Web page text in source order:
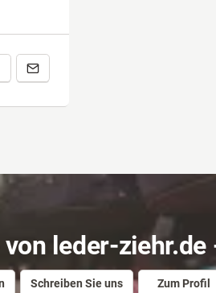
leder-ziehr.de
Schreiben Sie uns
Zum Profil